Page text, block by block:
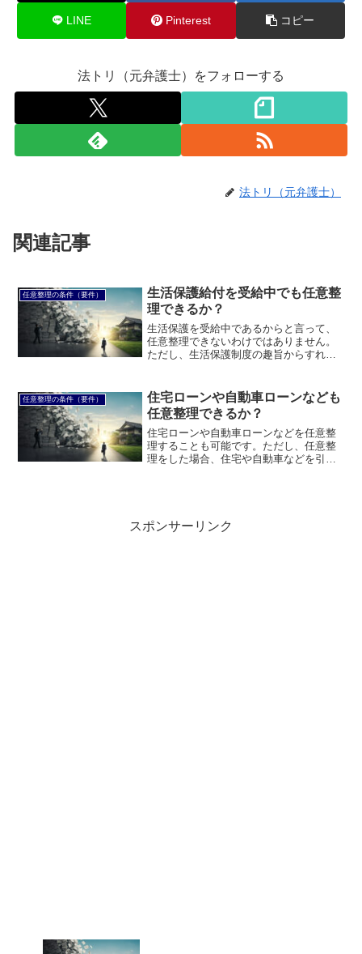
LINE Pinterest コピー
法トリ（元弁護士）をフォローする
法トリ（元弁護士）
関連記事
任意整理の条件（要件）
生活保護給付を受給中でも任意整
理できるか？
生活保護を受給中であるからと言って、
任意整理できないわけではありません。
ただし、生活保護制度の趣旨からすれ
活保護給付を受給中でも任意整理できる
のかについて説明します。
任意整理の条件（要件）
住宅ローンや自動車ローンなども
任意整理できるか？
住宅ローンや自動車ローンなどを任意整
理することも可能です。ただし、任意整
理をした場合、住宅や自動車などを引き
スポンサーリンク